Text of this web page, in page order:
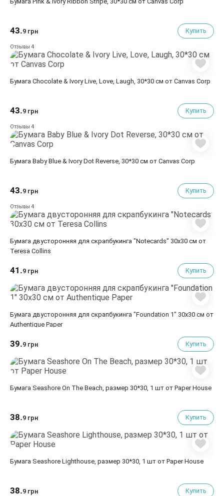
43.9 грн Купить
Отзывы 4
Бумага Chocolate & Ivory Live, Love, Laugh, 30*30 см от Canvas Corp
43.9 грн Купить
Отзывы 4
Бумага Baby Blue & Ivory Dot Reverse, 30*30 см от Canvas Corp
43.9 грн Купить
Отзывы 4
Бумага двусторонняя для скрапбукинга "Notecards" 30х30 см от
Teresa Collins
41.9 грн Купить
Бумага двусторонняя для скрапбукинга "Foundation 1" 30х30 см от
Authentique Paper
39.9 грн Купить
Бумага Seashore On The Beach, размер 30*30, 1 шт от Paper House
38.9 грн Купить
Бумага Seashore Lighthouse, размер 30*30, 1 шт от Paper House
38.9 грн Купить